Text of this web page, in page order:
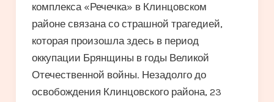
комплекса «Речечка» в Клинцовском
районе связана со страшной трагедией,
которая произошла здесь в период
оккупации Брянщины в годы Великой
Отечественной войны. Незадолго до
освобождения Клинцовского района, 23